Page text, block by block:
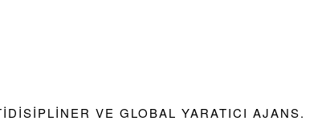
VE GLOBAL YARATICI AJANS.